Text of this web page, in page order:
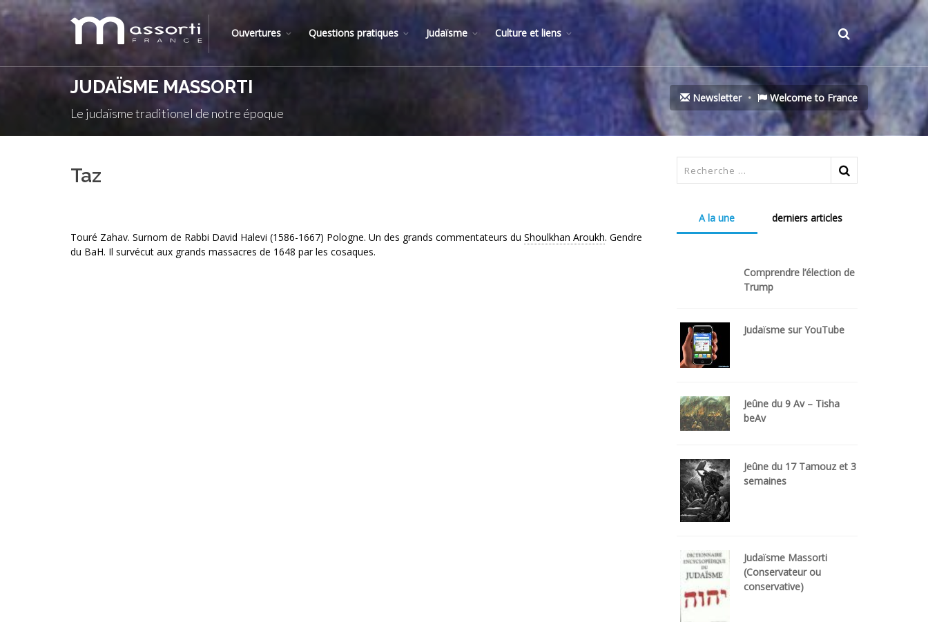
Ouvertures Questions pratiques Judaïsme Culture et liens
JUDAÏSME MASSORTI
Le judaïsme traditionel de notre époque
Newsletter Welcome to France
Taz
Touré Zahav. Surnom de Rabbi David Halevi (1586-1667) Pologne. Un des grands commentateurs du Shoulkhan Aroukh. Gendre
du BaH. Il survécut aux grands massacres de 1648 par les cosaques.
A la une derniers articles
Comprendre l’élection de
Trump
Judaïsme sur YouTube
Jeûne du 9 Av – Tisha
beAv
Jeûne du 17 Tamouz et 3
semaines
Judaïsme Massorti
(Conservateur ou
conservative)